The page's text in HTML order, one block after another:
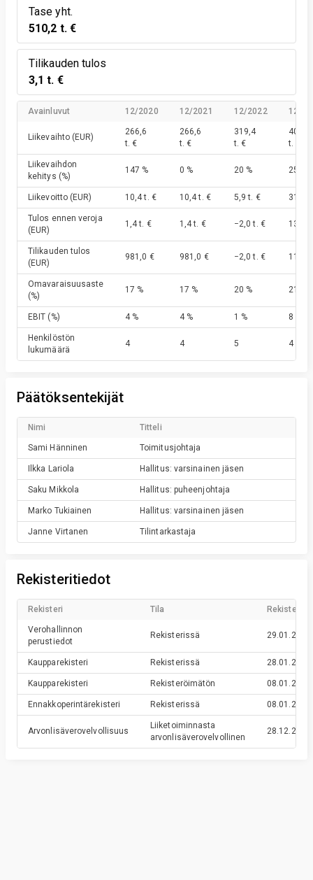
Tase yht.
510,2 t. €
Tilikauden tulos
3,1 t. €
Avainluvut 12/2020 12/2021 12/2022 12/
Liikevaihto (EUR)
266,6
t. €
266,6
t. €
319,4
t. €
400,8
t. €
Liikevaihdon
kehitys (%)
147 % 0 % 20 % 25 %
Liikevoitto (EUR) 10,4 t. € 10,4 t. € 5,9 t. € 31,6
Tulos ennen veroja
(EUR)
1,4 t. € 1,4 t. € −2,0 t. € 13,9
Tilikauden tulos
(EUR)
981,0 € 981,0 € −2,0 t. € 11,5
Omavaraisuusaste
(%)
17 % 17 % 20 % 21 %
EBIT (%) 4 % 4 % 1 % 8 %
Henkilöstön
lukumäärä
4 4 5 4
Päätöksentekijät
Nimi Titteli
Sami Hänninen Toimitusjohtaja
Ilkka Lariola Hallitus: varsinainen jäsen
Saku Mikkola Hallitus: puheenjohtaja
Marko Tukiainen Hallitus: varsinainen jäsen
Janne Virtanen Tilintarkastaja
Rekisteritiedot
Rekisteri Tila
Verohallinnon
perustiedot
Rekisterissä 29.01.2016
Kaupparekisteri Rekisterissä 28.01.2016
Kaupparekisteri Rekisteröimätön 08.01.2016
Ennakkoperintärekisteri Rekisterissä 08.01.2016
Arvonlisäverovelvollisuus
Liiketoiminnasta
arvonlisäverovelvollinen
28.12.2015